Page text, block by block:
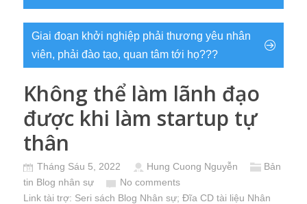
Giai đoạn khởi nghiệp phải thương yêu nhân
viên, phải đào tạo, quan tâm tới họ???
Không thể làm lãnh đạo
được khi làm startup tự
thân
Tháng Sáu 5, 2022 Hung Cuong Nguyễn
Bản
tin Blog nhân sự
No comments
Link tài trợ: Seri sách Blog Nhân sự; Đĩa CD tài liệu Nhân